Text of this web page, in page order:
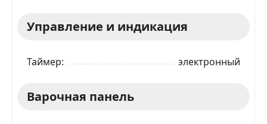
Управление и индикация
Таймер электронный
Варочная панель